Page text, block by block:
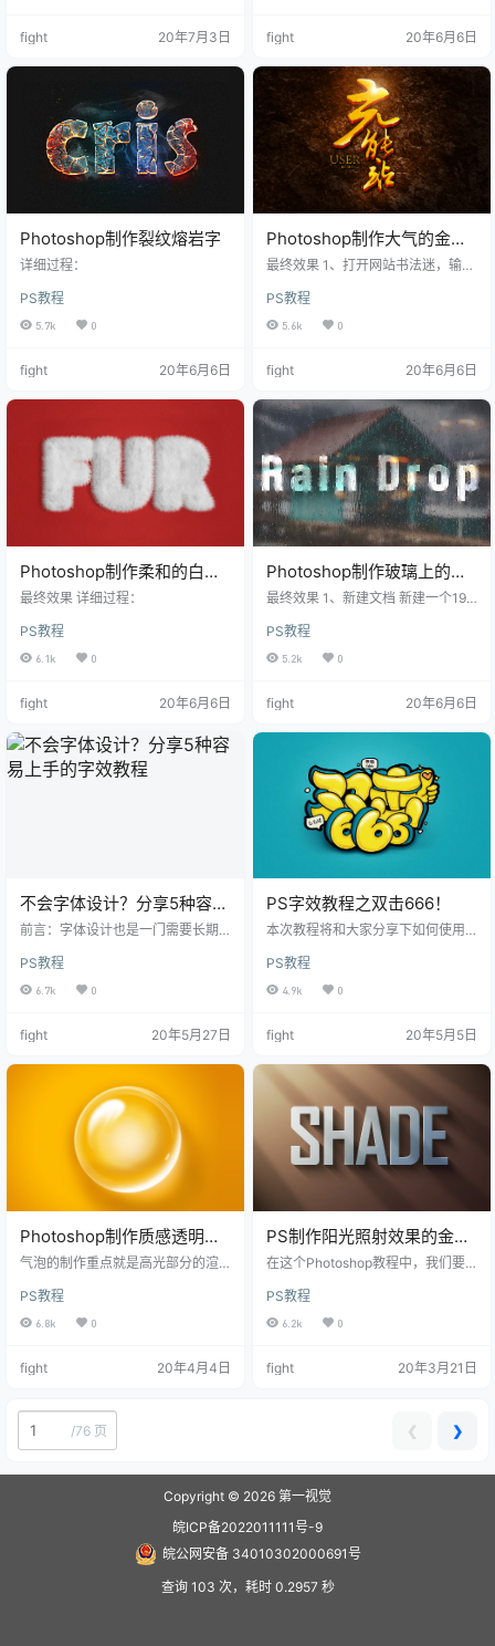
fight 20年7月3日 fight 20年6月6日
Photoshop制作裂纹熔岩字
详细过程：
PS教程
5.7k 0
fight 20年6月6日
Photoshop制作大气的金色
书法立体字
最终效果 1、打开网站书法迷，输入
载。 2、将下载的字体拖到Ai中进行
简单的处理，根据字体字形以及负
空间关系进行排版，加上UI（user i
PS教程
5.6k 0
fight 20年6月6日
Photoshop制作柔和的白色
绒毛字
最终效果 详细过程：
PS教程
6.1k 0
fight 20年6月6日
Photoshop制作玻璃上的雨
滴字效果
最终效果 1、新建文档 新建一个192
为智能对象。 2、勾勒痕迹 用钢笔
工具勾勒出雨水流动的痕迹，然后
选择合并形状。 3、 扭曲滤镜 继续
PS教程
5.2k 0
fight 20年6月6日
不会字体设计？分享5种容易
上手的字效教程
前言：字体设计也是一门需要长期
以试学习一些简单的字体设计，在
今天文章中，我们分享5种容易上手
PS教程
6.7k 0
fight 20年5月27日
PS字效教程之双击666！
本次教程将和大家分享下如何使用AI
体。接下来就让我们一起来看看
吧。 思路解析 双击666有给你点
PS教程
4.9k 0
fight 20年5月5日
Photoshop制作质感透明气
泡
气泡的制作重点就是高光部分的渲
并且高光形状各不相同。刻画的时
候需要配合蒙版、涂抹工具、滤镜
PS教程
6.8k 0
fight 20年4月4日
PS制作阳光照射效果的金属
立体字
在这个Photoshop教程中，我们要
文字产生一种美丽而雄伟的效果。
在我们开始这篇精彩Photoshop教
PS教程
6.2k 0
fight 20年3月21日
/76 页 ❮ ❯
Copyright © 2026 第一视觉
皖ICP备2022011111号-9
皖公网安备 34010302000691号
查询 103 次，耗时 0.2957 秒